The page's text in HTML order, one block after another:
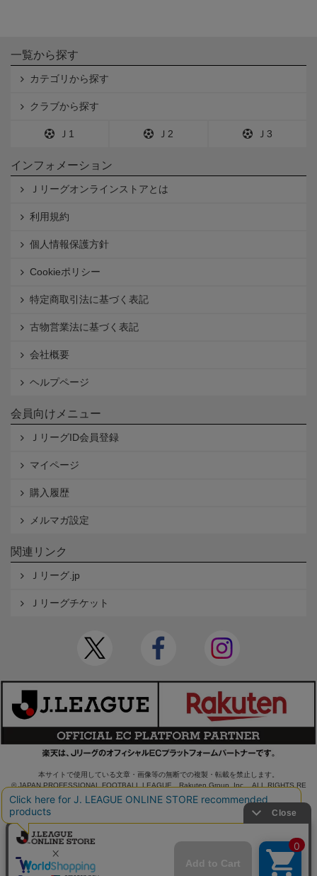
一覧から探す
カテゴリから探す
クラブから探す
Ｊ1 Ｊ2 Ｊ3
インフォメーション
Ｊリーグオンラインストアとは
利用規約
個人情報保護方針
Cookieポリシー
特定商取引法に基づく表記
古物営業法に基づく表記
会社概要
ヘルプページ
会員向けメニュー
ＪリーグID会員登録
マイページ
購入履歴
メルマガ設定
関連リンク
Ｊリーグ.jp
Ｊリーグチケット
本サイトで使用している文章・画像等の無断での複製・転載を禁止します。
© JAPAN PROFESSIONAL FOOTBALL LEAGUE Rakuten Group, Inc. ALL RIGHTS RE
SERVED.